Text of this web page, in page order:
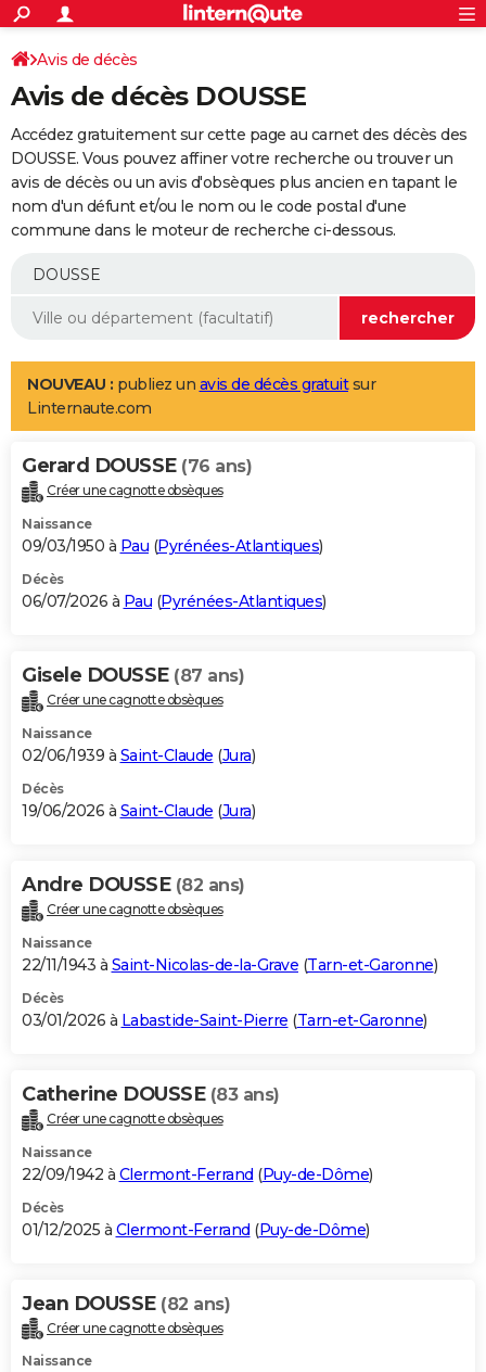
ACTUALITÉS
Politique
Société
Faits Divers
Education
Monde
Villes
+
SPORT
Coupe du monde 2026
Football
Tennis
Cyclisme
Rugby
Forum
Programme TV
TNT
Streaming
Cinéma
Sorties cinéma
Musique
+
FINANCE
Retraite
Epargne
Immobilier
Risques naturels par ville
Banque
Assurance
AUTO
Essais
Réserver un essai
Citadines
Berlines
SUV
Forum auto
+
Mobiles
Meilleur smartphone
Internet
Ordinateurs
Jeux vidéo
Guide high-tech
Aménagement intérieur
LIFESTYLE
Art de vivre
Bien-être
Loisirs
Mode
Modes de vie
Alimentation
Guide de la santé
Maladies
Médicaments
Sommeil
VOYAGE
Destinations
City break
Voyage nature
Voyage de noces
Forum
Climat
+PHOTO
GUIDES D'ACHAT
BONS PLANS
Carte de Noël
Carte Bonne année
Carte Saint-Valentin
Carte Pâques
Carte d'anniversaire
DICTIONNAIRE
Dictionnaire
Biographies
Citations
Expressions
Proverbes
PROGRAMME TV
S'inscrire
Se connecter
Lycées
Collèges
Primaires
Universités
Entreprises
Service militaire
Avis de recherche
AVIS DE DÉCÈS
Bricolage
Lifestyle
Culture
Sport
Auto
Television
Voyage
Cinema
Avis de décès
Avis de décès DOUSSE
Accédez gratuitement sur cette page au carnet des décès des
DOUSSE. Vous pouvez affiner votre recherche ou trouver un
avis de décès ou un avis d'obsèques plus ancien en tapant le
nom d'un défunt et/ou le nom ou le code postal d'une
commune dans le moteur de recherche ci-dessous.
NOUVEAU : publiez un avis de décès gratuitsur
Linternaute.com
Gerard DOUSSE (76 ans)
Créer une cagnotte obsèques
Naissance
09/03/1950 à Pau (Pyrénées-Atlantiques)
Décès
06/07/2026 à Pau (Pyrénées-Atlantiques)
Gisele DOUSSE (87 ans)
Créer une cagnotte obsèques
Naissance
02/06/1939 à Saint-Claude (Jura)
Décès
19/06/2026 à Saint-Claude (Jura)
Andre DOUSSE (82 ans)
Créer une cagnotte obsèques
Naissance
22/11/1943 à Saint-Nicolas-de-la-Grave (Tarn-et-Garonne)
Décès
03/01/2026 à Labastide-Saint-Pierre (Tarn-et-Garonne)
Catherine DOUSSE (83 ans)
Créer une cagnotte obsèques
Naissance
22/09/1942 à Clermont-Ferrand (Puy-de-Dôme)
Décès
01/12/2025 à Clermont-Ferrand (Puy-de-Dôme)
Jean DOUSSE (82 ans)
Créer une cagnotte obsèques
Naissance